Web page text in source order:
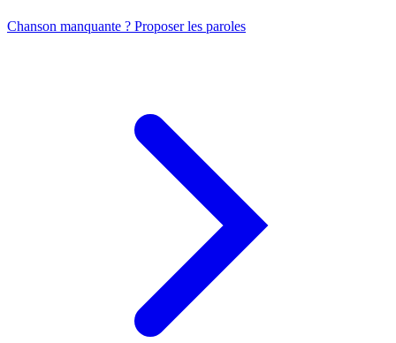
Chanson manquante ? Proposer les paroles